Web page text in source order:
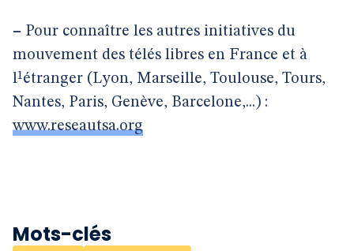
– Pour connaître les autres initiatives du
mouvement des télés libres en France et à
l¹étranger (Lyon, Marseille, Toulouse, Tours,
Nantes, Paris, Genève, Barcelone,...) :
www.reseautsa.org
Mots-clés